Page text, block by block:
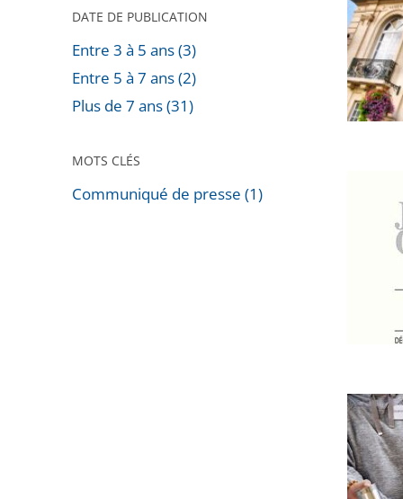
DATE DE PUBLICATION
Entre 3 à 5 ans (3)
Entre 5 à 7 ans (2)
Plus de 7 ans (31)
MOTS CLÉS
Communiqué de presse (1)
de
l'action
des
certains
actes
Les
d'utilité